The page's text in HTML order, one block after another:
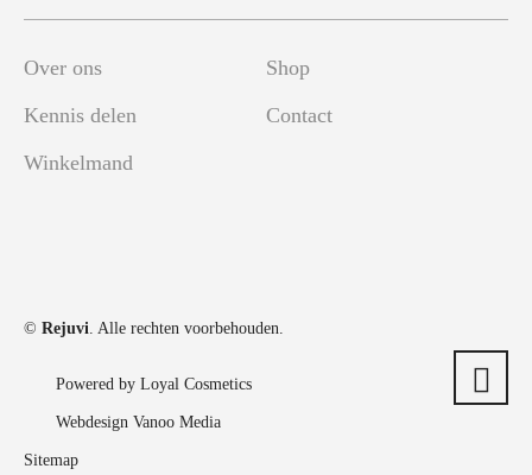
Over ons
Shop
Kennis delen
Contact
Winkelmand
© Rejuvi. Alle rechten voorbehouden.
Powered by Loyal Cosmetics
Webdesign Vanoo Media
Sitemap